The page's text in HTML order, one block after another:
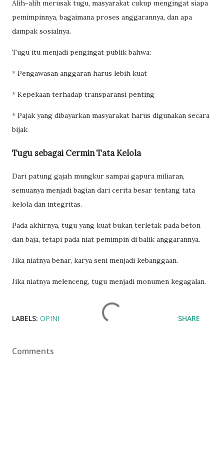
Alih-alih merusak tugu, masyarakat cukup mengingat siapa
pemimpinnya, bagaimana proses anggarannya, dan apa
dampak sosialnya.
Tugu itu menjadi pengingat publik bahwa:
* Pengawasan anggaran harus lebih kuat
* Kepekaan terhadap transparansi penting
* Pajak yang dibayarkan masyarakat harus digunakan secara
bijak
Tugu sebagai Cermin Tata Kelola
Dari patung gajah mungkur sampai gapura miliaran,
semuanya menjadi bagian dari cerita besar tentang tata
kelola dan integritas.
Pada akhirnya, tugu yang kuat bukan terletak pada beton
dan baja, tetapi pada niat pemimpin di balik anggarannya.
Jika niatnya benar, karya seni menjadi kebanggaan.
Jika niatnya melenceng, tugu menjadi monumen kegagalan.
LABELS: OPINI SHARE
Comments